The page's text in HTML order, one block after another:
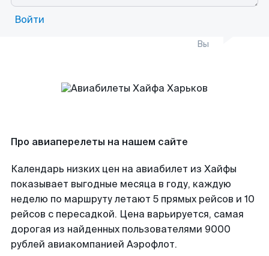
Войти
Вы
Про авиаперелеты на нашем сайте
Календарь низких цен на авиабилет из Хайфы
показывает выгодные месяца в году, каждую
неделю по маршруту летают 5 прямых рейсов и 10
рейсов с пересадкой. Цена варьируется, самая
дорогая из найденных пользователями 9000
рублей авиакомпанией Аэрофлот.